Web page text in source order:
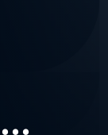
...